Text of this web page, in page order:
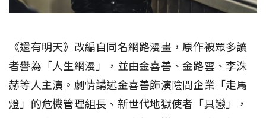
《還有明天》改編自同名網路漫畫，原作被眾多讀
者譽為「人生網漫」，並由金喜善、金路雲、李洙
赫等人主演。劇情講述金喜善飾演陰間企業「走馬
燈」的危機管理組長、新世代地獄使者「具戀」，